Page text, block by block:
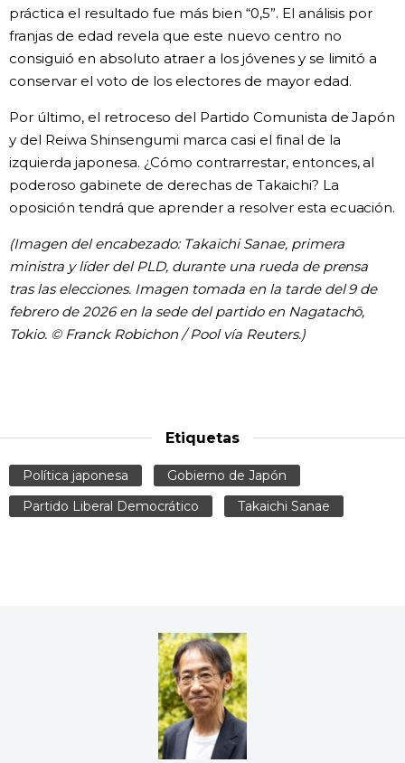
práctica el resultado fue más bien “0,5”. El análisis por
franjas de edad revela que este nuevo centro no
consiguió en absoluto atraer a los jóvenes y se limitó a
conservar el voto de los electores de mayor edad.
Por último, el retroceso del Partido Comunista de Japón
y del Reiwa Shinsengumi marca casi el final de la
izquierda japonesa. ¿Cómo contrarrestar, entonces, al
poderoso gabinete de derechas de Takaichi? La
oposición tendrá que aprender a resolver esta ecuación.
(Imagen del encabezado: Takaichi Sanae, primera
ministra y líder del PLD, durante una rueda de prensa
tras las elecciones. Imagen tomada en la tarde del 9 de
febrero de 2026 en la sede del partido en Nagatachō,
Tokio. © Franck Robichon / Pool vía Reuters.)
Etiquetas
Política japonesa
Gobierno de Japón
Partido Liberal Democrático
Takaichi Sanae